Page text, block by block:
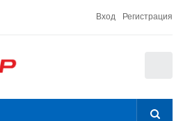
Вход Регистрация